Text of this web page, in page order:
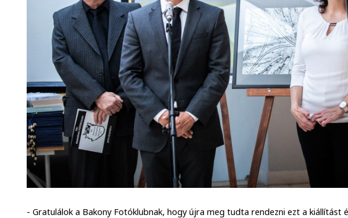
- Gratulálok a Bakony Fotóklubnak, hogy újra meg tudta rendezni ezt a kiállítást